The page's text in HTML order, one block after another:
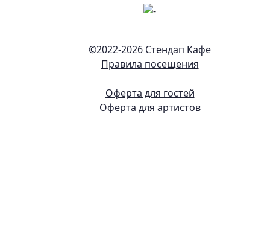
©2022-2026 Стендап Кафе
Правила посещения
Оферта для гостей
Оферта для артистов